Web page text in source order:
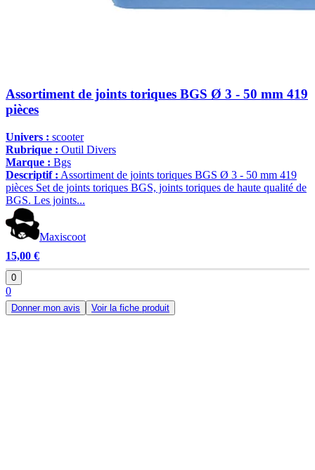
Assortiment de joints toriques BGS Ø 3 - 50 mm 419
pièces
Univers : scooter
Rubrique : Outil Divers
Marque : Bgs
Descriptif : Assortiment de joints toriques BGS Ø 3 - 50 mm 419
pièces Set de joints toriques BGS, joints toriques de haute qualité de
BGS. Les joints...
Maxiscoot
15,00 €
0
0
Donner mon avis Voir la fiche produit